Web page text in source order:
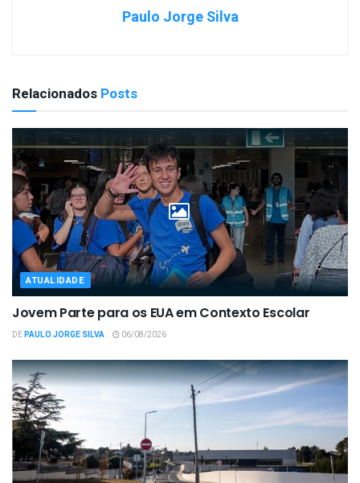
Paulo Jorge Silva
Relacionados Posts
ATUALIDADE
Jovem Parte para os EUA em Contexto Escolar
DEPAULO JORGE SILVA 06/08/2026